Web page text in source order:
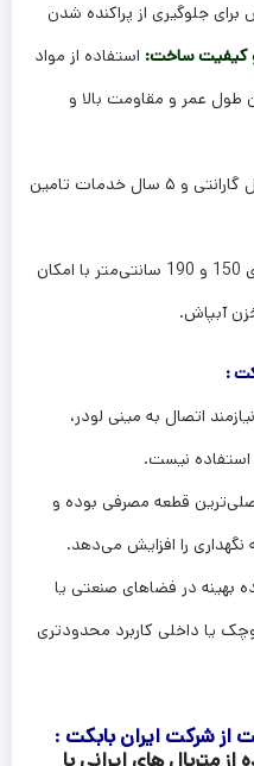
جلوگیری از پراکنده شدن
کیفیت ساخت: استفاده از مواد
عمر و مقاومت بالا و
یکسال گارانتی و ۵ سال خدمات تامین
عرضه در سایزهای 150 و 190 سانتی‌متر با امکان
آبپاش.
:
اتصال به مینی لودر،
استفاده نیست.
قطعه مصرفی بوده و
را افزایش می‌دهد.
بهینه در فضاهای صنعتی یا
یا داخلی کاربرد محدودتری
از شرکت ایران بابکت :